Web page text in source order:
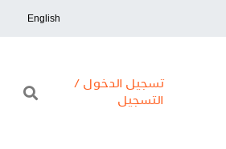
English
تسجيل الدخول /
التسجيل